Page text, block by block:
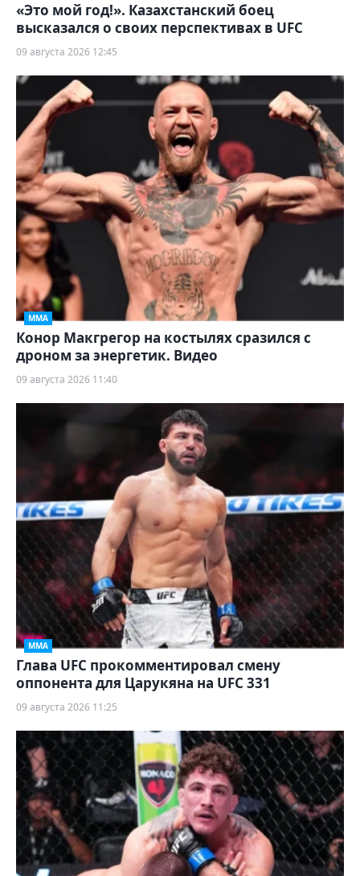
«Это мой год!». Казахстанский боец
высказался о своих перспективах в UFC
09 августа 2026 12:45
ММА
Конор Макгрегор на костылях сразился с
дроном за энергетик. Видео
09 августа 2026 11:40
ММА
Глава UFC прокомментировал смену
оппонента для Царукяна на UFC 331
09 августа 2026 11:25